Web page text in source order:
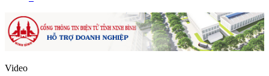
Video